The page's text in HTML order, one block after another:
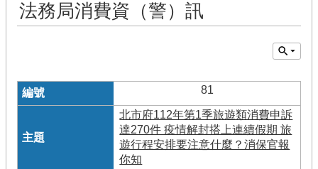
法務局消費資（警）訊
81
北市府112年第1季旅遊類消費申訴
達270件 疫情解封搭上連續假期 旅
遊行程安排要注意什麼？消保官報
你知